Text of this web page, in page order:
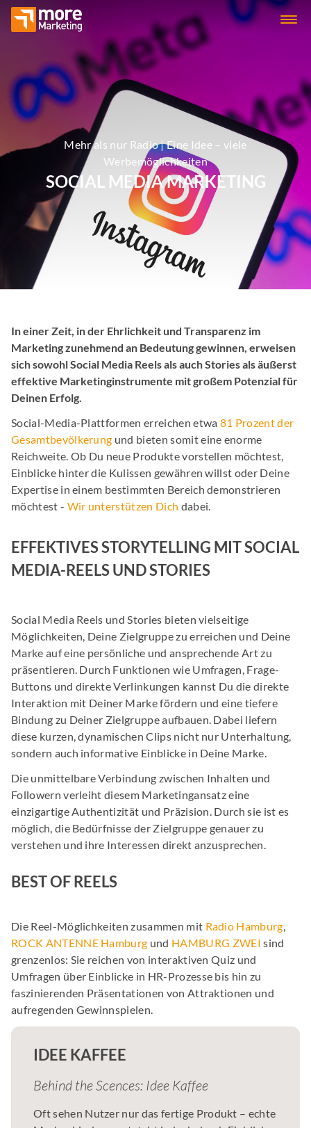
Mehr als nur Radio | Eine Idee – viele
Werbemöglichkeiten
SOCIAL MEDIA MARKETING
In einer Zeit, in der Ehrlichkeit und Transparenz im
Marketing zunehmend an Bedeutung gewinnen, erweisen
sich sowohl Social Media Reels als auch Stories als äußerst
effektive Marketinginstrumente mit großem Potenzial für
Deinen Erfolg.
Social-Media-Plattformen erreichen etwa 81 Prozent der
Gesamtbevölkerung und bieten somit eine enorme
Reichweite. Ob Du neue Produkte vorstellen möchtest,
Einblicke hinter die Kulissen gewähren willst oder Deine
Expertise in einem bestimmten Bereich demonstrieren
möchtest - Wir unterstützen Dich dabei.
EFFEKTIVES STORYTELLING MIT SOCIAL
MEDIA-REELS UND STORIES
Social Media Reels und Stories bieten vielseitige
Möglichkeiten, Deine Zielgruppe zu erreichen und Deine
Marke auf eine persönliche und ansprechende Art zu
präsentieren. Durch Funktionen wie Umfragen, Frage-
Buttons und direkte Verlinkungen kannst Du die direkte
Interaktion mit Deiner Marke fördern und eine tiefere
Bindung zu Deiner Zielgruppe aufbauen. Dabei liefern
diese kurzen, dynamischen Clips nicht nur Unterhaltung,
sondern auch informative Einblicke in Deine Marke.
Die unmittelbare Verbindung zwischen Inhalten und
Followern verleiht diesem Marketingansatz eine
einzigartige Authentizität und Präzision. Durch sie ist es
möglich, die Bedürfnisse der Zielgruppe genauer zu
verstehen und ihre Interessen direkt anzusprechen.
BEST OF REELS
Die Reel-Möglichkeiten zusammen mit Radio Hamburg
ROCK ANTENNE Hamburg und HAMBURG ZWEIsind
grenzenlos: Sie reichen von interaktiven Quiz und
Umfragen über Einblicke in HR-Prozesse bis hin zu
faszinierenden Präsentationen von Attraktionen und
aufregenden Gewinnspielen.
IDEE KAFFEE
Behind the Scences: Idee Kaffee
Oft sehen Nutzer nur das fertige Produkt – echte